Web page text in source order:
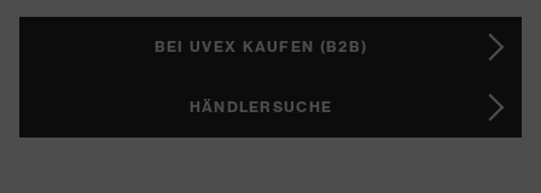
BEI UVEX KAUFEN (B2B)
HÄNDLERSUCHE